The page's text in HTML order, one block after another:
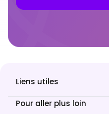
Liens utiles
Pour aller plus loin